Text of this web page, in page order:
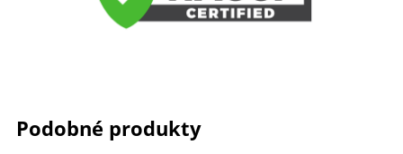
Podobné produkty